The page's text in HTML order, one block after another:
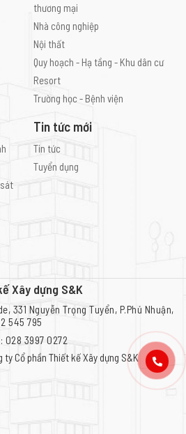
thương mại
Nhà công nghiệp
Nội thất
Quy hoạch - Hạ tầng - Khu dân cư
Resort
Trường học - Bệnh viện
Tin tức mới
Tin tức
Tuyển dụng
Xây dựng S&K
331 Nguyễn Trọng Tuyển, P.Phú Nhuận,
545 795
028 3997 0272
ty Cổ phần Thiết kế Xây dựng S&K